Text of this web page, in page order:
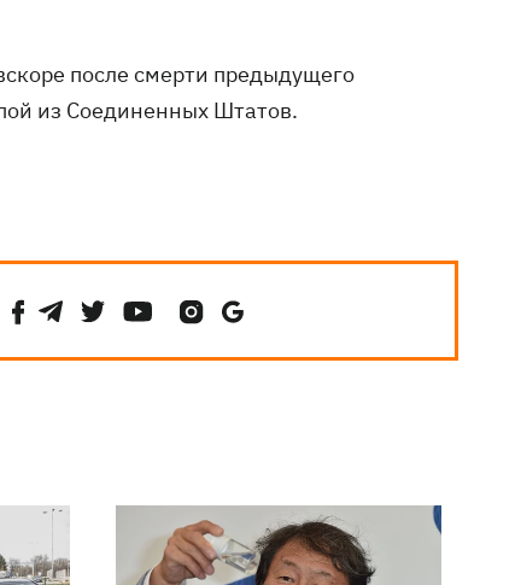
после смерти предыдущего
из Соединенных Штатов.